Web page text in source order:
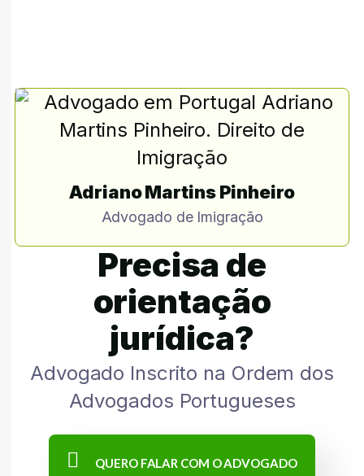
Adriano Martins Pinheiro
Advogado de Imigração
Precisa de
orientação
jurídica?
Advogado Inscrito na Ordem dos
Advogados Portugueses
QUERO FALAR COM O ADVOGADO